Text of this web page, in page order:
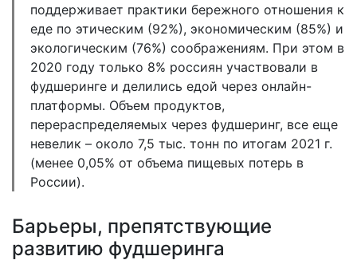
поддерживает практики бережного отношения к
еде по этическим (92%), экономическим (85%) и
экологическим (76%) соображениям. При этом в
2020 году только 8% россиян участвовали в
фудшеринге и делились едой через онлайн-
платформы. Объем продуктов,
перераспределяемых через фудшеринг, все еще
невелик – около 7,5 тыс. тонн по итогам 2021 г.
(менее 0,05% от объема пищевых потерь в
России).
Барьеры, препятствующие
развитию фудшеринга